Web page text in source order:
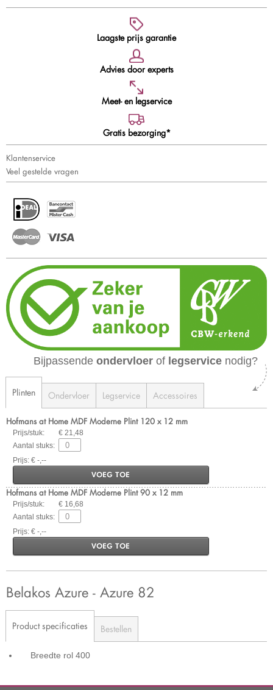
Laagste prijs garantie
Advies door experts
Meet- en legservice
Gratis bezorging*
Klantenservice
Veel gestelde vragen
Bijpassende ondervloer of legservice nodig?
Plinten Ondervloer Legservice Accessoires
Hofmans at Home MDF Moderne Plint 120 x 12 mm
Prijs/stuk:
€ 21,48
Aantal stuks:
Prijs: € -,--
VOEG TOE
Hofmans at Home MDF Moderne Plint 90 x 12 mm
Prijs/stuk:
€ 16,68
Aantal stuks:
Prijs: € -,--
VOEG TOE
Belakos Azure - Azure 82
Product specificaties Bestellen
Breedte rol 400